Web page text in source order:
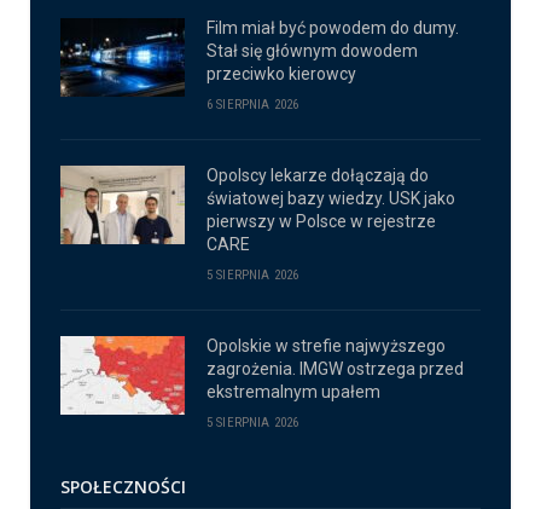
Film miał być powodem do dumy.
Stał się głównym dowodem
przeciwko kierowcy
6 SIERPNIA 2026
Opolscy lekarze dołączają do
światowej bazy wiedzy. USK jako
pierwszy w Polsce w rejestrze
CARE
5 SIERPNIA 2026
Opolskie w strefie najwyższego
zagrożenia. IMGW ostrzega przed
ekstremalnym upałem
5 SIERPNIA 2026
SPOŁECZNOŚCI